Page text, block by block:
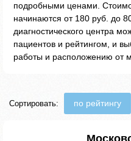
подробными ценами.
начинаются от 180 руб. до
диагностического центра
пациентов и рейтингом, и
работы и расположению от
Сортировать: по рейтингу